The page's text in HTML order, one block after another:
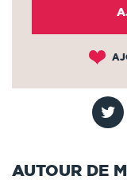
AUTOUR DE